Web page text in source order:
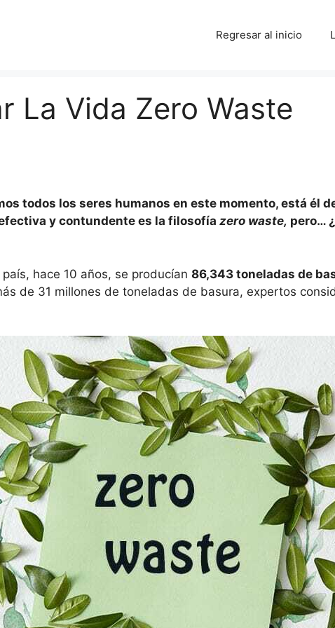
Regresar al inicio
La Vida Zero Waste
todos los seres humanos en este momento, está él
y contundente es la filosofía zero waste, pero…
hace 10 años, se producían 86,343 toneladas de
de 31 millones de toneladas de basura, expertos